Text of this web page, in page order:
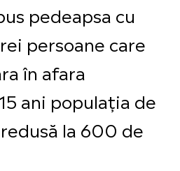
pedeapsa cu
persoane care
în afara
ani populația de
la 600 de